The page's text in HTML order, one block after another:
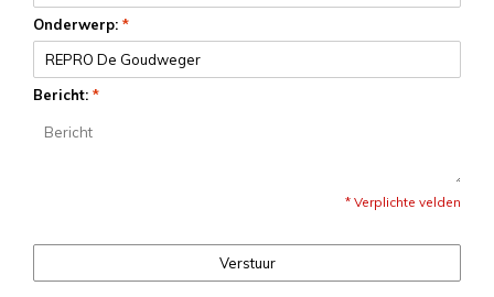
Onderwerp: *
Bericht: *
* Verplichte velden
Verstuur